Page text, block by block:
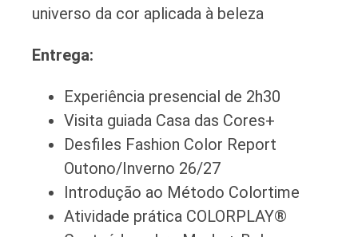
universo da cor aplicada à beleza
Entrega:
Experiência presencial de 2h30
Visita guiada Casa das Cores+
Desfiles Fashion Color Report
Outono/Inverno 26/27
Introdução ao Método Colortime
Atividade prática COLORPLAY®